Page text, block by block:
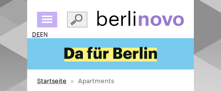
zum
Inhalt
DEEN
Startseite Apartments